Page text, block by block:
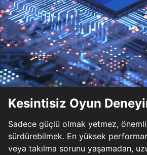
Kesintisiz Oyun
Sadece güçlü olmak yetmez,
sürdürebilmek. En yüksek
veya takılma sorunu yaşamadan,